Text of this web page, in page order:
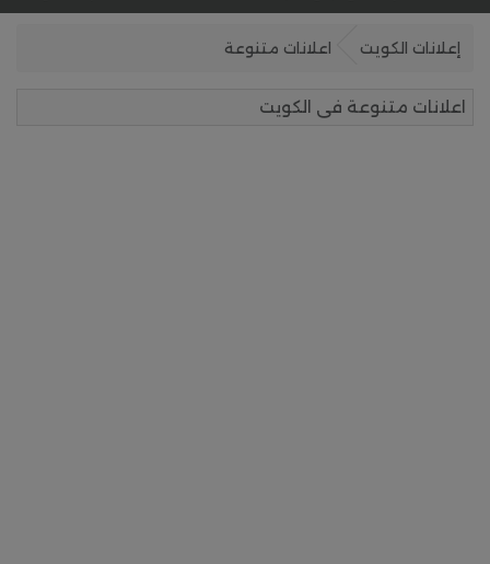
إعلانات الكويت اعلانات متنوعة
اعلانات متنوعة فى الكويت